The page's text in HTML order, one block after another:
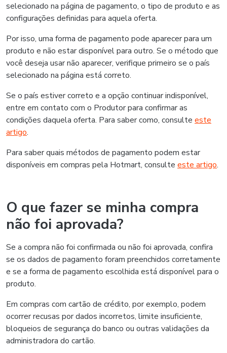
selecionado na página de pagamento, o tipo de produto e as
configurações definidas para aquela oferta.
Por isso, uma forma de pagamento pode aparecer para um
produto e não estar disponível para outro. Se o método que
você deseja usar não aparecer, verifique primeiro se o país
selecionado na página está correto.
Se o país estiver correto e a opção continuar indisponível,
entre em contato com o Produtor para confirmar as
condições daquela oferta. Para saber como, consulte este
artigo.
Para saber quais métodos de pagamento podem estar
disponíveis em compras pela Hotmart, consulte este artigo.
O que fazer se minha compra
não foi aprovada?
Se a compra não foi confirmada ou não foi aprovada, confira
se os dados de pagamento foram preenchidos corretamente
e se a forma de pagamento escolhida está disponível para o
produto.
Em compras com cartão de crédito, por exemplo, podem
ocorrer recusas por dados incorretos, limite insuficiente,
bloqueios de segurança do banco ou outras validações da
administradora do cartão.